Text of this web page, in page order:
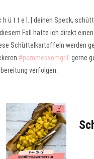
h ü t t e l. | deinen Speck,
diesem Fall hatte ich direkt
Schüttelkartoffeln werden
#pommesvomgrill
gerne
verfolgen.